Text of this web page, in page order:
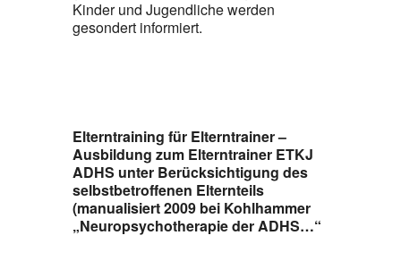
Kinder und Jugendliche werden
gesondert informiert.
Elterntraining für Elterntrainer –
Ausbildung zum Elterntrainer ETKJ
ADHS unter Berücksichtigung des
selbstbetroffenen Elternteils
(manualisiert 2009 bei Kohlhammer
„Neuropsychotherapie der ADHS…“